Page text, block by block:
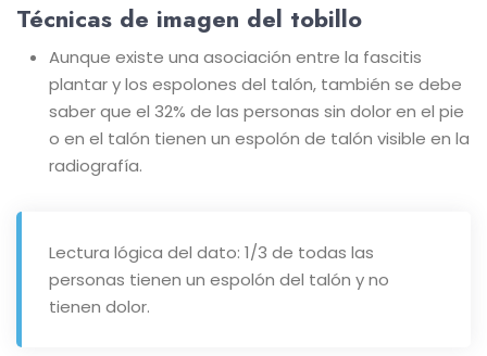
Técnicas de imagen del tobillo
Aunque existe una asociación entre la fascitis
plantar y los espolones del talón, también se debe
saber que el 32% de las personas sin dolor en el pie
o en el talón tienen un espolón de talón visible en la
radiografía.
Lectura lógica del dato: 1/3 de todas las
personas tienen un espolón del talón y no
tienen dolor.